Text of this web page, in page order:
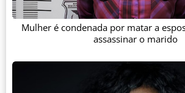
Mulher é condenada por matar a
assassinar o marido